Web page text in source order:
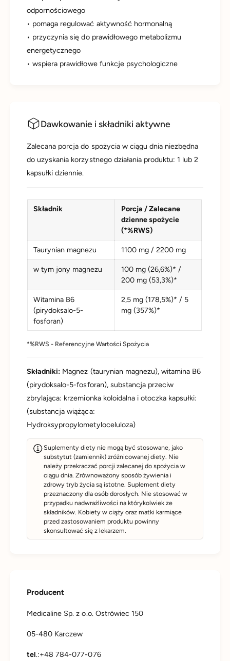
odpornościowego
• pomaga regulować aktywność hormonalną
• przyczynia się do prawidłowego metabolizmu
energetycznego
• wspiera prawidłowe funkcje psychologiczne
Dawkowanie i składniki aktywne
Zalecana porcja do spożycia w ciągu dnia niezbędna
do uzyskania korzystnego działania produktu: 1 lub 2
kapsułki dziennie.
Składnik
Porcja / Zalecane
dzienne spożycie
(*%RWS)
Taurynian magnezu 1100 mg / 2200 mg
w tym jony magnezu
100 mg (26,6%)* /
200 mg (53,3%)*
Witamina B6
(pirydoksalo-5-
fosforan)
2,5 mg (178,5%)* / 5
mg (357%)*
*%RWS - Referencyjne Wartości Spożycia
Składniki: Magnez (taurynian magnezu), witamina B6
(pirydoksalo-5-fosforan), substancja przeciw
zbrylająca: krzemionka koloidalna i otoczka kapsułki:
(substancja wiążąca:
Hydroksypropylometyloceluloza)
Suplementy diety nie mogą być stosowane, jako
substytut (zamiennik) zróżnicowanej diety. Nie
należy przekraczać porcji zalecanej do spożycia w
ciągu dnia. Zrównoważony sposób żywienia i
zdrowy tryb życia są istotne. Suplement diety
przeznaczony dla osób dorosłych. Nie stosować w
przypadku nadwrażliwości na którykolwiek ze
składników. Kobiety w ciąży oraz matki karmiące
przed zastosowaniem produktu powinny
skonsultować się z lekarzem.
Producent
Medicaline Sp. z o.o. Ostrówiec 150
05-480 Karczew
tel.:+48 784-077-076